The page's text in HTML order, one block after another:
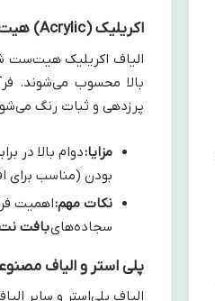
اکریلیک (Acrylic) هیت‌ست شده: بهترین انتخاب برای مساجد
الیاف اکریلیک هیت‌ست
بالا محسوب می‌شوند.
پرزدهی و ثبات رنگ
مزایا:دوام بالا در
بودن (مناسب برای
نکات مهم:اهمیت
سجاده‌هایبافت
پلی استر و الیاف
الیاف پلی‌استر و سایر